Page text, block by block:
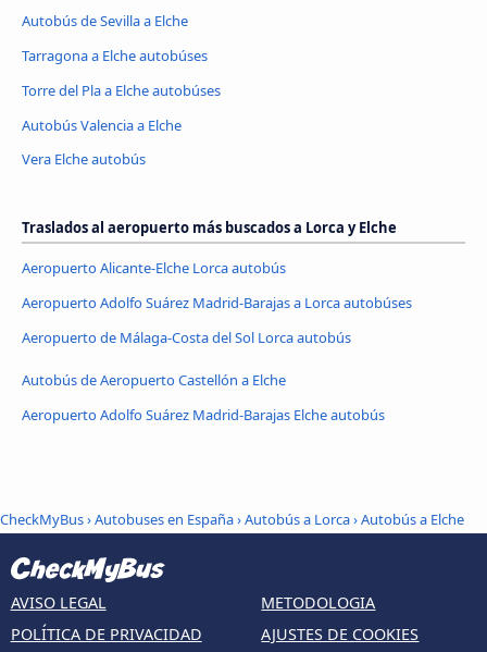
Autobús de Sevilla a Elche
Tarragona a Elche autobúses
Torre del Pla a Elche autobúses
Autobús Valencia a Elche
Vera Elche autobús
Traslados al aeropuerto más buscados a Lorca y Elche
Aeropuerto Alicante-Elche Lorca autobús
Aeropuerto Adolfo Suárez Madrid-Barajas a Lorca autobúses
Aeropuerto de Málaga-Costa del Sol Lorca autobús
Autobús de Aeropuerto Castellón a Elche
Aeropuerto Adolfo Suárez Madrid-Barajas Elche autobús
CheckMyBus›Autobuses en España›Autobús a Lorca›Autobús a Elche
AVISO LEGAL
POLÍTICA DE PRIVACIDAD
METODOLOGIA
AJUSTES DE COOKIES